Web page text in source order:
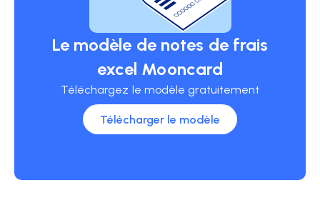
Le modèle de notes de frais
excel Mooncard
Téléchargez le modèle gratuitement
Télécharger le modèle